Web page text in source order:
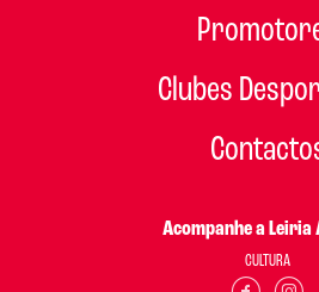
Clubes
Acompanhe a Leiria
CULTURA